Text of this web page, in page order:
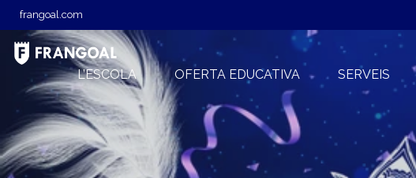
frangoal.com
L’ESCOLA OFERTA EDUCATIVA SERVEIS